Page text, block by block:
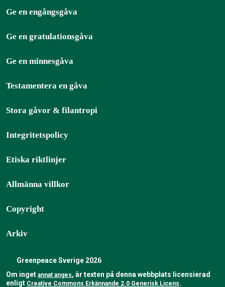
Ge en engångsgåva
Ge en gratulationsgåva
Ge en minnesgåva
Testamentera en gåva
Stora gåvor & filantropi
Integritetspolicy
Etiska riktlinjer
Allmänna villkor
Copyright
Arkiv
Greenpeace Sverige 2026
Om inget annat anges, är texten på denna webbplats licensierad
enligt Creative Commons Erkännande 2.0 Generisk Licens.